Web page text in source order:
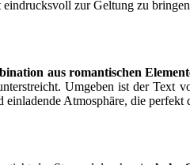
eindrucksvoll zur Geltung zu
aus romantischen
Umgeben ist der
Atmosphäre, die